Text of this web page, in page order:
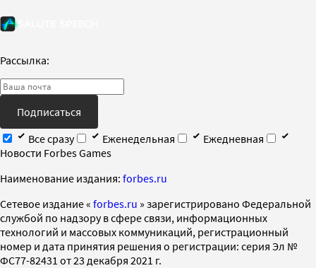
Рассылка:
Подписаться
Все сразу
Еженедельная
Ежедневная
Новости Forbes Games
Наименование издания: forbes.ru
Cетевое издание « forbes.ru » зарегистрировано Федеральной
службой по надзору в сфере связи, информационных
технологий и массовых коммуникаций, регистрационный
номер и дата принятия решения о регистрации: серия Эл №
ФС77-82431 от 23 декабря 2021 г.